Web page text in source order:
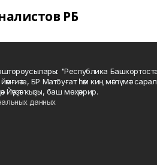
РБ
"Республика
БР Матбуғат һәм киң мәғлүмәт
Йәүҙәт ҡыҙы, баш мөхәррир.
данных